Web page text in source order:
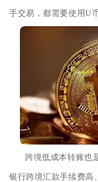
手交易，都需要使用U
跨境低成本转账也
银行跨境汇款手续费高